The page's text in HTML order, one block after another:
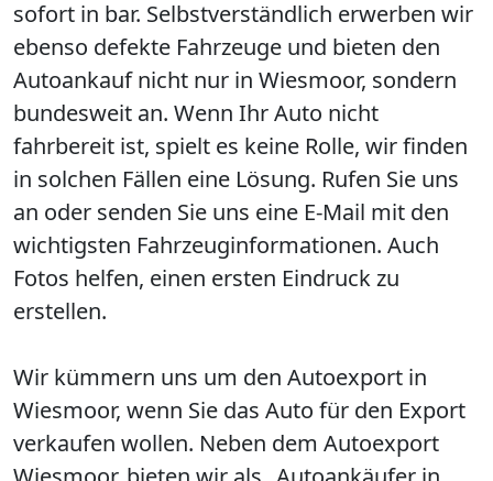
sofort in bar. Selbstverständlich erwerben wir
ebenso defekte Fahrzeuge und bieten den
Autoankauf nicht nur in Wiesmoor, sondern
bundesweit an. Wenn Ihr Auto nicht
fahrbereit ist, spielt es keine Rolle, wir finden
in solchen Fällen eine Lösung. Rufen Sie uns
an oder senden Sie uns eine E-Mail mit den
wichtigsten Fahrzeuginformationen. Auch
Fotos helfen, einen ersten Eindruck zu
erstellen.
Wir kümmern uns um den Autoexport in
Wiesmoor, wenn Sie das Auto für den Export
verkaufen wollen. Neben dem Autoexport